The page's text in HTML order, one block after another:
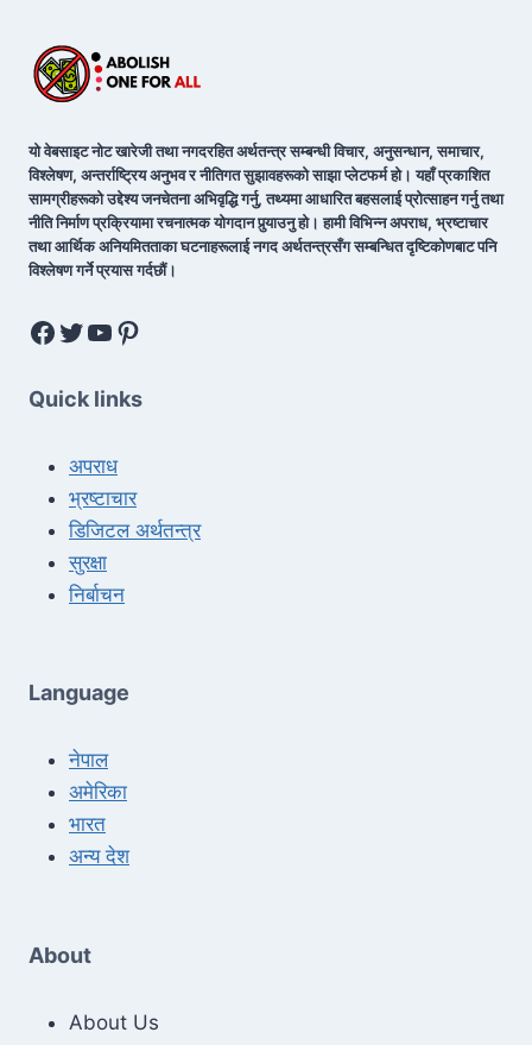
यो वेबसाइट नोट खारेजी तथा नगदरहित अर्थतन्त्र सम्बन्धी विचार, अनुसन्धान, समाचार,
विश्लेषण, अन्तर्राष्ट्रिय अनुभव र नीतिगत सुझावहरूको साझा प्लेटफर्म हो। यहाँ प्रकाशित
सामग्रीहरूको उद्देश्य जनचेतना अभिवृद्धि गर्नु, तथ्यमा आधारित बहसलाई प्रोत्साहन गर्नु तथा
नीति निर्माण प्रक्रियामा रचनात्मक योगदान पुर्‍याउनु हो। हामी विभिन्न अपराध, भ्रष्टाचार
तथा आर्थिक अनियमितताका घटनाहरूलाई नगद अर्थतन्त्रसँग सम्बन्धित दृष्टिकोणबाट पनि
विश्लेषण गर्ने प्रयास गर्दछौं।
Quick links
अपराध
भ्रष्टाचार
डिजिटल अर्थतन्त्र
सुरक्षा
निर्बाचन
Language
नेपाल
अमेरिका
भारत
अन्य देश
About
About Us